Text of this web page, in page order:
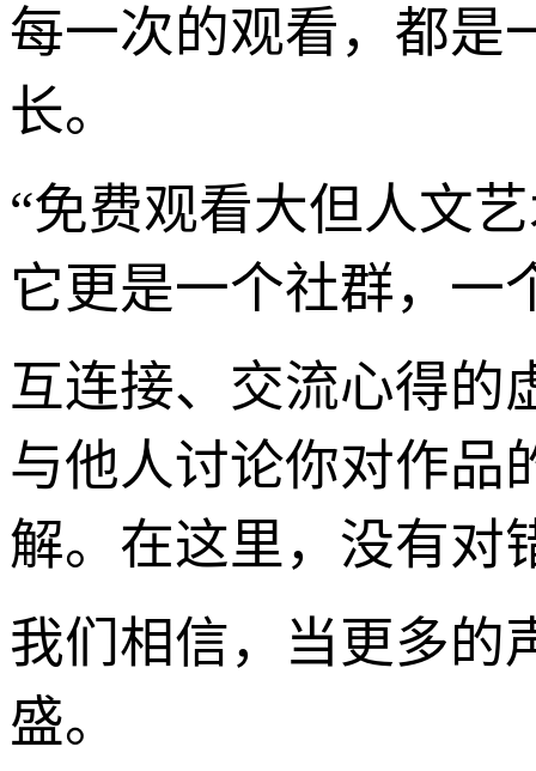
每一次的观看，都是
长。
“免费观看大但人文
它更是一个社群，
互连接、交流心得的
与他人讨论你对作品
解。在这里，没有对
我们相信，当更多的
盛。